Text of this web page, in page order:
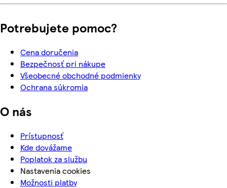
Potrebujete pomoc?
Cena doručenia
Bezpečnosť pri nákupe
Všeobecné obchodné podmienky
Ochrana súkromia
O nás
Prístupnosť
Kde dovážame
Poplatok za službu
Nastavenia cookies
Možnosti platby